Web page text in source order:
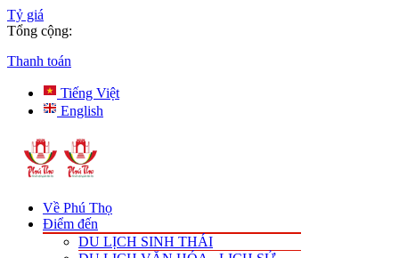
Tỷ giá
Tổng cộng:
Thanh toán
Tiếng Việt
English
Về Phú Thọ
Điểm đến
DU LỊCH SINH THÁI